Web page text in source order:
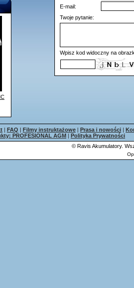
E-mail:
Twoje pytanie:
Wpisz kod widoczny na
| FAQ | Filmy instruktażowe | Prasa i nowości |
PROFESIONAL AGM | Polityka Prywatności
© Ravis Akumulatory.